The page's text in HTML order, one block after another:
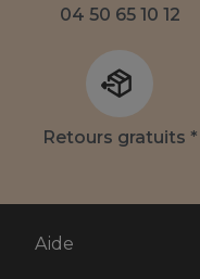
04 50 65 10 12
Retours gratuits *
Aide